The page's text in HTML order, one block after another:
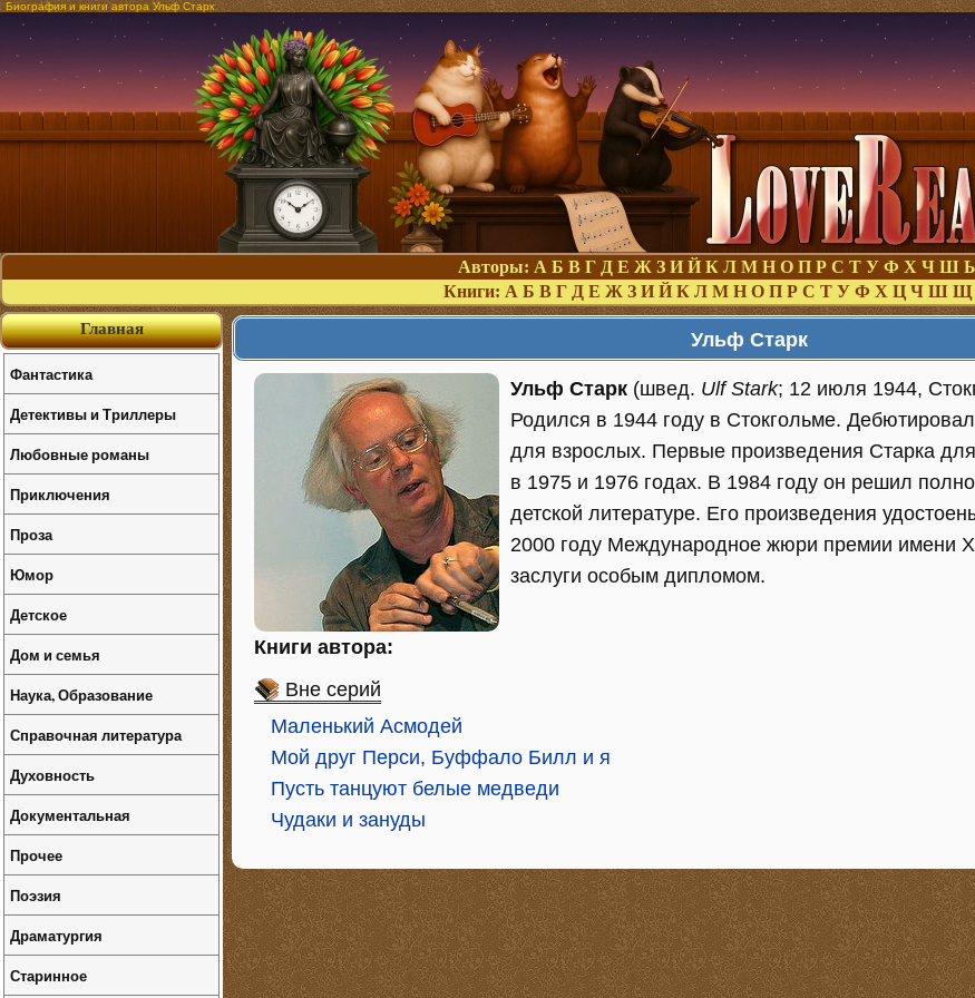
Биография и книги автора Ульф Старк
Авторы: А Б В Г Д Е Ж З И Й К Л М Н О П Р С Т У Ф Х Ч Ш
Книги: А Б В Г Д Е Ж З И Й К Л М Н О П Р С Т У Ф Х Ц Ч Ш Щ
Ульф Старк
Ульф Старк (швед. Ulf Stark; 12 июля 1944,
Родился в 1944 году в Стокгольме. Дебютировал
для взрослых. Первые произведения Старка
в 1975 и 1976 годах. В 1984 году он решил
детской литературе. Его произведения
2000 году Международное жюри премии имени
заслуги особым дипломом.
Книги автора:
Вне серий
Маленький Асмодей
Мой друг Перси, Буффало Билл и я
Пусть танцуют белые медведи
Чудаки и зануды
Главная
Фантастика
Детективы и Триллеры
Любовные романы
Приключения
Проза
Юмор
Детское
Дом и семья
Наука, Образование
Справочная литература
Духовность
Документальная
Прочее
Поэзия
Драматургия
Старинное